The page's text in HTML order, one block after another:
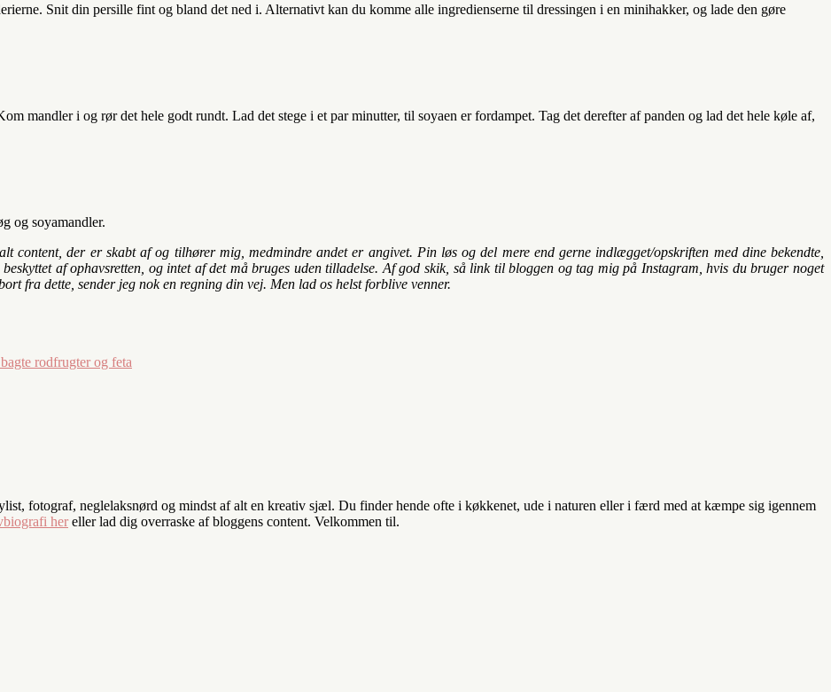
Snit din persille fint og bland det ned i. Alternativt kan du komme alle ingredienserne til dressingen i en minihakker, og lade den gøre
mandler i og rør det hele godt rundt. Lad det stege i et par minutter, til soyaen er fordampet. Tag det derefter af panden og lad det hele køle af,
og soyamandler.
content, der er skabt af og tilhører mig, medmindre andet er angivet. Pin løs og del mere end gerne indlægget/opskriften med dine bekendte,
af ophavsretten, og intet af det må bruges uden tilladelse. Af god skik, så link til bloggen og tag mig på Instagram, hvis du bruger noget
fra dette, sender jeg nok en regning din vej. Men lad os helst forblive venner.
rodfrugter og feta
fotograf, neglelaksnørd og mindst af alt en kreativ sjæl. Du finder hende ofte i køkkenet, ude i naturen eller i færd med at kæmpe sig igennem
her eller lad dig overraske af bloggens content. Velkommen til.